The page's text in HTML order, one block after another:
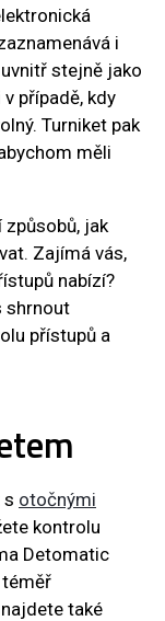
i
stejně jako
případě, kdy
Turniket pak
měli
jak
Zajímá vás,
nabízí?
shrnout
přístupů a
s otočnými
kontrolu
Detomatic
také